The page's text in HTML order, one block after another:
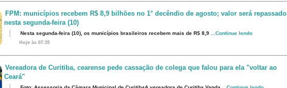
FPM: municípios recebem R$ 8,9 bilhões no 1° decêndio de agosto; valor será repassado
nesta segunda-feira (10)
Nesta segunda-feira (10), os municípios brasileiros recebem mais de R$ 8,9 ...Continue lendo
Hoje às 07:35
Vereadora de Curitiba, cearense pede cassação de colega que falou para ela "voltar ao
Ceará"